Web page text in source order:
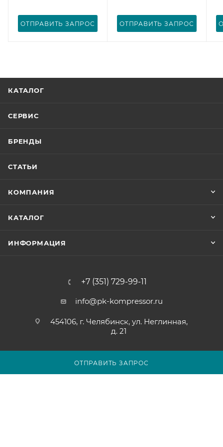
ОТПРАВИТЬ ЗАПРОС
ОТПРАВИТЬ ЗАПРОС ОТПРАВИТЬ ЗАПРОС
КАТАЛОГ
СЕРВИС
БРЕНДЫ
СТАТЬИ
КОМПАНИЯ
КАТАЛОГ
ИНФОРМАЦИЯ
+7 (351) 729-99-11
info@pk-kompressor.ru
454106, г. Челябинск, ул. Неглинная,
д. 21